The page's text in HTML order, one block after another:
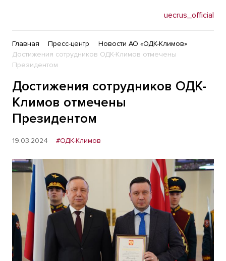
uecrus_official
Главная Пресс-центр
Новости АО «ОДК-Климов»
Достижения сотрудников ОДК-Климов отмечены
Президентом
Достижения сотрудников ОДК-
Климов отмечены
Президентом
19.03.2024 #ОДК-Климов